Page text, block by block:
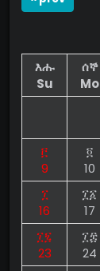
እሑ
Su
ሰኞ
Mo
፫
9
፬
10
፲
16
፲፩
17
፲፯
23
፲፰
24